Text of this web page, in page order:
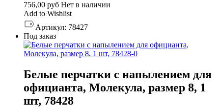
756,00 руб Нет в наличии
Add to Wishlist
Артикул: 78427
Под заказ
Белые перчатки с напылением для
официанта, Молекула, размер 8, 1
шт, 78428